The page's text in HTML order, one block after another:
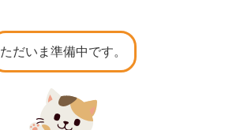
ただいま準備中です。